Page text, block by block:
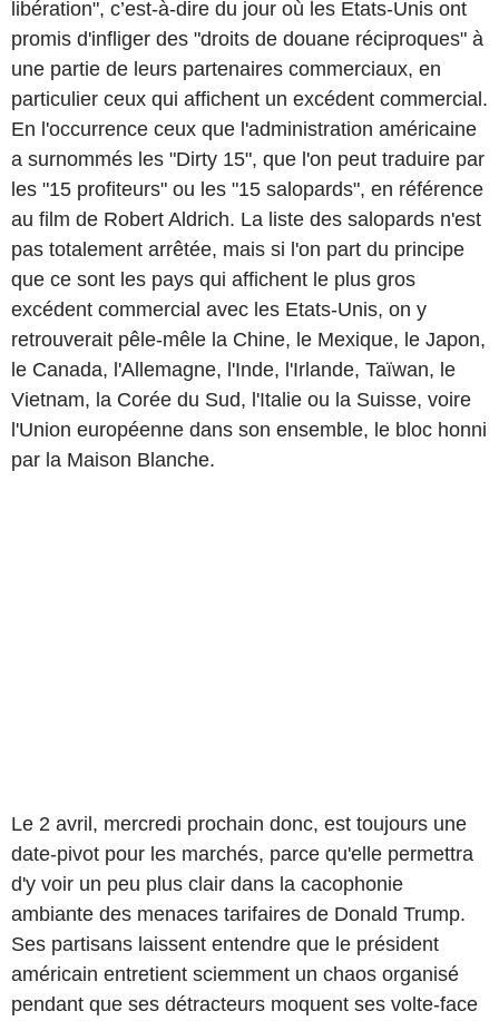
libération", c’est-à-dire du jour où les Etats-Unis ont
promis d'infliger des "droits de douane réciproques" à
une partie de leurs partenaires commerciaux, en
particulier ceux qui affichent un excédent commercial.
En l'occurrence ceux que l'administration américaine
a surnommés les "Dirty 15", que l'on peut traduire par
les "15 profiteurs" ou les "15 salopards", en référence
au film de Robert Aldrich. La liste des salopards n'est
pas totalement arrêtée, mais si l'on part du principe
que ce sont les pays qui affichent le plus gros
excédent commercial avec les Etats-Unis, on y
retrouverait pêle-mêle la Chine, le Mexique, le Japon,
le Canada, l'Allemagne, l'Inde, l'Irlande, Taïwan, le
Vietnam, la Corée du Sud, l'Italie ou la Suisse, voire
l'Union européenne dans son ensemble, le bloc honni
par la Maison Blanche.
Le 2 avril, mercredi prochain donc, est toujours une
date-pivot pour les marchés, parce qu'elle permettra
d'y voir un peu plus clair dans la cacophonie
ambiante des menaces tarifaires de Donald Trump.
Ses partisans laissent entendre que le président
américain entretient sciemment un chaos organisé
pendant que ses détracteurs moquent ses volte-face